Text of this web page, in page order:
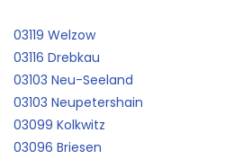
03119 Welzow
03116 Drebkau
03103 Neu-Seeland
03103 Neupetershain
03099 Kolkwitz
03096 Briesen